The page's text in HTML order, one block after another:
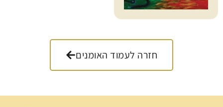
חזרה לעמוד האומנים